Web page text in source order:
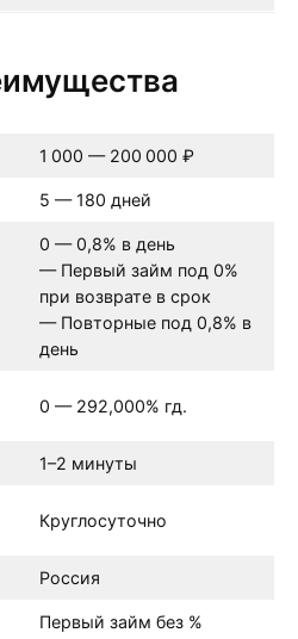
1 000 — 200 000 ₽
5 — 180 дней
0 — 0,8% в день
— Первый займ под 0%
при возврате в срок
— Повторные под 0,8% в
день
0 — 292,000% гд.
1–2 минуты
Круглосуточно
Россия
Первый займ без %